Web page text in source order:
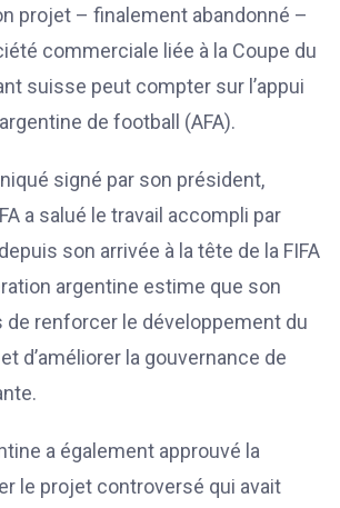
projet – finalement abandonné –
commerciale liée à la Coupe du
suisse peut compter sur l’appui
de football (AFA).
signé par son président,
a salué le travail accompli par
son arrivée à la tête de la FIFA
argentine estime que son
de renforcer le développement du
d’améliorer la gouvernance de
a également approuvé la
le projet controversé qui avait